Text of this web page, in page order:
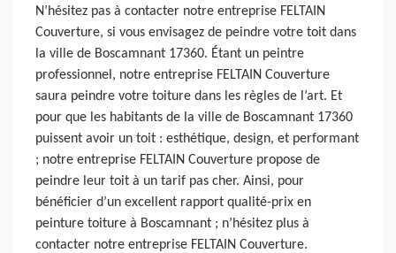
N’hésitez pas à contacter notre entreprise FELTAIN
Couverture, si vous envisagez de peindre votre toit dans
la ville de Boscamnant 17360. Étant un peintre
professionnel, notre entreprise FELTAIN Couverture
saura peindre votre toiture dans les règles de l’art. Et
pour que les habitants de la ville de Boscamnant 17360
puissent avoir un toit : esthétique, design, et performant
; notre entreprise FELTAIN Couverture propose de
peindre leur toit à un tarif pas cher. Ainsi, pour
bénéficier d’un excellent rapport qualité-prix en
peinture toiture à Boscamnant ; n’hésitez plus à
contacter notre entreprise FELTAIN Couverture.